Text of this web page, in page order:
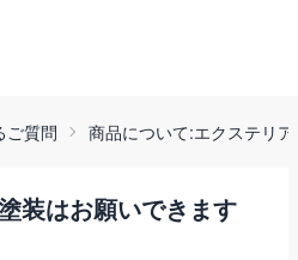
ご質問 商品について:エクステリ
装はお願いできます